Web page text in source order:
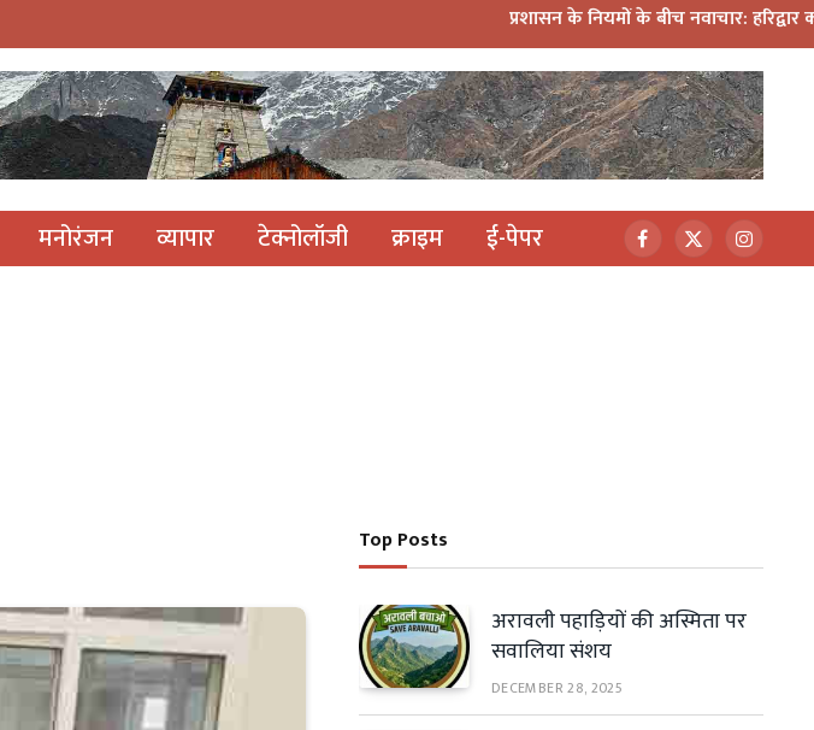
प्रशासन के नियमों के बीच नवाचार: हरिद्वार कांवड़ यात्रा में
मनोरंजन व्यापार टेक्नोलॉजी क्राइम ई-पेपर Facebook
X
(Twitter)
Top Posts
अरावली पहाड़ियों की अस्मिता पर
सवालिया संशय
DECEMBER 28, 2025